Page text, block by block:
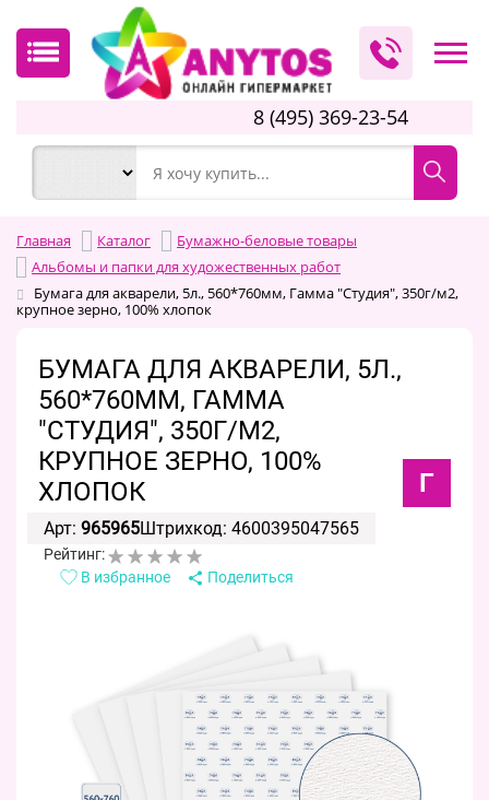
8 (495) 369-23-54
Главная Каталог
Бумажно-беловые товары
Альбомы и папки для художественных работ
Бумага для акварели, 5л., 560*760мм, Гамма "Студия", 350г/м2,
крупное зерно, 100% хлопок
БУМАГА ДЛЯ АКВАРЕЛИ, 5Л.,
560*760ММ, ГАММА
"СТУДИЯ", 350Г/М2,
КРУПНОЕ ЗЕРНО, 100%
ХЛОПОК
Г
Арт: 965965Штрихкод: 4600395047565
Рейтинг:
В избранное
Поделиться